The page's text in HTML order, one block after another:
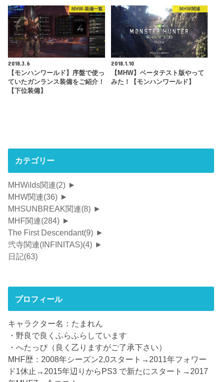
MHW-装備一覧
2018.3.6
【モンハンワールド】序盤で使っ
ていたガンランス装備をご紹介！
【下位装備】
MHW関連
2018.1.10
【MHW】ベータテスト版やって
みた！【モンハンワールド】
カテゴリー
MHWilds関連(2) ►
MHW関連(36) ►
MHSUNBREAK関連(8) ►
MHF関連(284) ►
The First Descendant(9) ►
弐寺関連(INFINITAS)(4) ►
日記(63)
プロフィール
キャラクター名：たまれん
・野良で良くふらふらしています
・へたっぴ（良く乙りますがご了承下さい）
MHF歴：2008年シーズン2,0スタート→2011年フォワー
ド1休止→2015年辺りからPS3 で新たにスタート→2017